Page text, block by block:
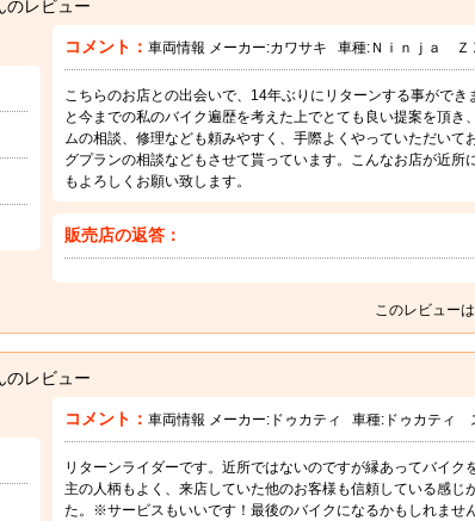
レビュー
コメント： 車両情報 メーカー:カワサキ 車種: Ｎｉｎｊａ Ｚ
こちらのお店との出会いで、14年ぶりにリターンする事がで
と今までの私のバイク遍歴を考えた上でとても良い提案を頂
ムの相談、修理なども頼みやすく、手際よくやっていただい
グプランの相談などもさせて貰っています。こんなお店が近
もよろしくお願い致します。
販売店の返答：
このレビュー
レビュー
コメント： 車両情報 メーカー: ドゥカティ 車種: ドゥカティ
リターンライダーです。近所ではないのですが縁あってバイ
主の人柄もよく、来店していた他のお客様も信頼している感じ
た。※サービスもいいです！最後のバイクになるかもしれませ